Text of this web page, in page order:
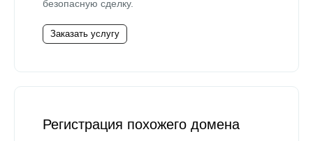
безопасную сделку.
Заказать услугу
Регистрация похожего домена